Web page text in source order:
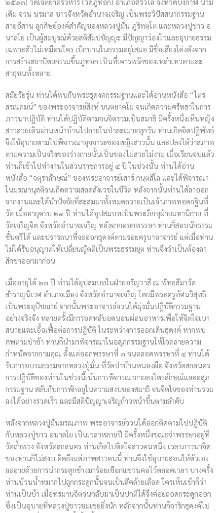
เดิม จวน นรมาส ชาวจังหวัดอำนาจเจริญ เป็นพระวิปัสสนากรรมฐาน
สายอีสาน ลูกศิษย์องค์สำคัญของหลวงปู่มั่น ภูริทตฺโต และหลวงปู่ขาว อ
นาลโย เป็นผู้สมบูรณ์ด้วยสติสัมปชัญญะ มีปัญญาว่องไวและอุบายธรรม
เฉพาะตัวไม่เหมือนใคร เบิกบานในธรรมอยู่เสมอ มีชื่อเสียงโด่งดังจาก
การสร้างสถาปัตยกรรมขึ้นภูทอก เป็นที่เคารพรักของเหล่าเทวดาและ
สาธุชนทั้งหลาย
สมัยวัยรุ่น ท่านได้พบกับพระธุดงคกรรมฐานและได้อ่านหนังสือ “ไตร
สรณคมน์” ของพระอาจารย์สิงห์ ขนฺตยาคโม จนเกิดความศรัทธาในการ
ภาวนาปฏิบัติ ท่านได้ปฏิบัติตามจนจิตรวมเป็นสมาธิ มีครั้งหนึ่งเห็นหญิง
สาวสวยเดินผ่านหน้าบ้านไปถ่ายในป่าละเมาะทุกวัน ท่านเกิดจิตปฏิพัทธ์
จึงใช้อุบายตามไปพิจารณาอุจจาระของหญิงสาวนั้น และปลงได้ว่าสภาพ
ตามความเป็นจริงของร่างกายนั้นเป็นของไม่สวยไม่งาม เมื่อเรียนจบแล้ว
ท่านก็เข้าไปทำงานในส่วนราชการอยู่ ๔ ปี ในช่วงนั้น ท่านได้อ่าน
หนังสือ “จตุราลักษณ์” ของพระอาจารย์เสาร์ กนฺตสีโล และได้พิจารณา
ในมรณานุสติจนเกิดความสลดสังเวชในชีวิต หลังจากนั้นท่านได้ลาออก
จากงานและได้นำปัจจัยที่สะสมมาทั้งหมดถวายเป็นเจ้าภาพทอดกฐินที่
วัด เมื่ออายุครบ ๒๑ ปี ท่านได้อุปสมบทเป็นพระภิกษุฝ่ายมหานิกาย ที่
วัดเจริญจิต จังหวัดอำนาจเจริญ หลังจากออกพรรษา ท่านก็สอบนักธรรม
ชั้นตรีได้ และปรารถนาที่จะออกธุดงค์ตามรอยครูบาอาจารย์ แต่เมื่อท่าน
ไม่ได้รับอนุญาตให้เปลี่ยนญัตติเป็นพระธรรมยุต ท่านจึงจำเป็นต้องลา
สิกขาออกมาก่อน
เมื่ออายุได้ ๒๓ ปี ท่านได้อุปสมบทในฝ่ายอรัญวาสี ณ พัทธสีมาวัด
สำราญนิเวศ อำเภอเมือง จังหวัดอำนาจเจริญ โดยมีพระครูทัศนวิสุทธิ
เป็นพระอุปัชฌาย์ จากนั้นพระอาจารย์จวนได้มุ่งมั่นปฏิบัติกรรมฐาน
อย่างจริงจัง หลายครั้งมีการอดหลับอดนอนผ่อนอาหารเพื่อให้จิตใจเบา
สบายและเอื้อเฟื้อต่อการปฏิบัติ ในระหว่างการออกเดินธุดงค์ หากพบ
ศพตามป่าช้า ท่านก็นำมาพิจารณาในอสุภกรรมฐานให้ใจคลายความ
กำหนัดจากกามคุณ ตั้งแต่ออกพรรษาที่ ๓ จนตลอดพรรษาที่ ๔ ท่านได้
รับการอบรมธรรมจากหลวงปู่มั่น ที่วัดป่าบ้านหนองผือ จังหวัดสกลนคร
การปฏิบัติของท่านในช่วงนี้เน้นการพิจารณากายลงไตรลักษณ์และอสุภ
กรรมฐาน สลับกับการพักอยูในความสงบของสมาธิ จนจิตใจของท่านรวม
ลงได้อย่างรวดเร็ว และมีสติปัญญาเจริญก้าวหน้าขึ้นตามลำดับ
หลังจากหลวงปู่มั่นมรณภาพ พระอาจารย์จวนได้ออกติดตามไปปฏิบัติ
กับหลวงปู่ขาว อนาลโย เป็นเวลาหลายปี มีครั้งหนึ่งขณะจำพรรษาอยู่ที่
วัดถ้ำพวง จังหวัดสกลนคร ท่านเกิดไปติดใจสาวคนหนึ่ง เวลาภาวนาจิต
ของท่านก็ไม่สงบ คิดถึงแต่ภาพสาวคนนี้ ท่านจึงใช้อุบายสอนให้ตัวเอง
ละอายด้วยการนำกระดูกช้างมาร้อยเชือกแขวนคอไว้ตลอดเวลา บางครั้ง
ท่านบ้วนน้ำหมากไปถูกกระดูกนั้นจนเป็นสีคล้ายเลือด ใครเห็นเข้าก็ว่า
ท่านเป็นบ้า เมื่อทรมานจิตจนกลับมาเป็นปกติได้จึงค่อยถอดกระดูกออก
ซึ่งเป็นอุบายที่หลวงปู่ขาวชมเชยยิ่งนัก หลักจากนั้นท่านก็จาริกธุดงค์ไป